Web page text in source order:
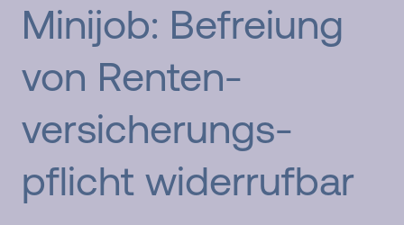
Minijob: Befrei­ung
von Renten­
versicher­ungs­
pflicht wider­rufbar